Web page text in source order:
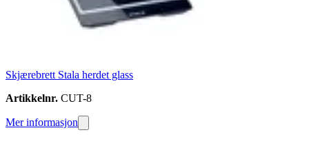
Skjærebrett Stala herdet glass
Artikkelnr. CUT-8
Mer informasjon